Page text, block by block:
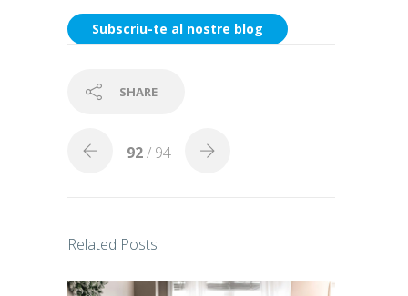
Subscriu-te al nostre blog
SHARE
92/ 94
Related Posts